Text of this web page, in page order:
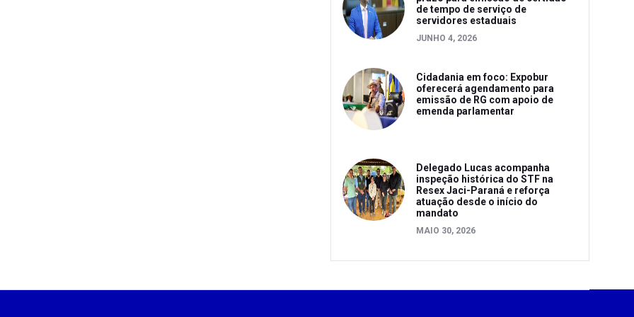
de tempo de serviço de
servidores estaduais
JUNHO 4, 2026
Cidadania em foco: Expobur
oferecerá agendamento para
emissão de RG com apoio de
emenda parlamentar
Delegado Lucas acompanha
inspeção histórica do STF na
Resex Jaci-Paraná e reforça
atuação desde o início do
mandato
MAIO 30, 2026